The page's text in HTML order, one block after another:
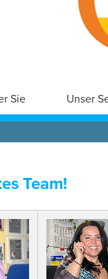
Sie Unser
Team!